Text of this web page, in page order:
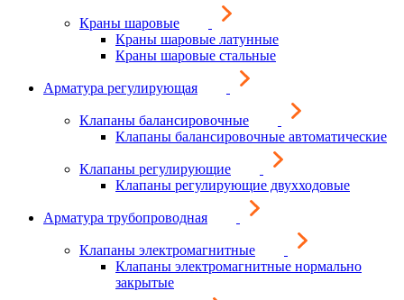
Краны шаровые
Краны шаровые латунные
Краны шаровые стальные
Арматура регулирующая
Клапаны балансировочные
Клапаны балансировочные автоматические
Клапаны регулирующие
Клапаны регулирующие двухходовые
Арматура трубопроводная
Клапаны электромагнитные
Клапаны электромагнитные нормально
закрытые